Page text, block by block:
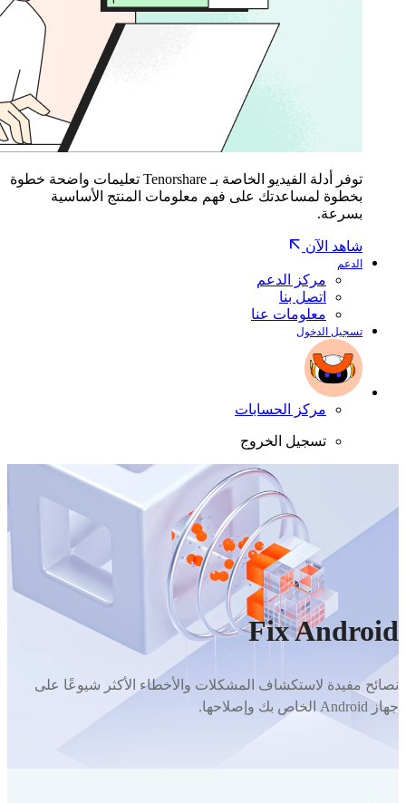
توفر أدلة الفيديو الخاصة بـ Tenorshare تعليمات واضحة خطوة
بخطوة لمساعدتك على فهم معلومات المنتج الأساسية
بسرعة.
شاهد الآن
الدعم
مركز الدعم
اتصل بنا
معلومات عنا
تسجيل الدخول
مركز الحسابات
تسجيل الخروج
Fix Android
نصائح مفيدة لاستكشاف المشكلات والأخطاء الأكثر شيوعًا على
جهاز Android الخاص بك وإصلاحها.